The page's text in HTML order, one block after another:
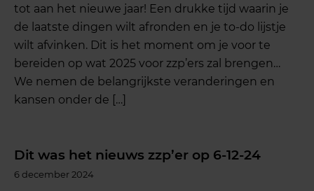
tot aan het nieuwe jaar! Een drukke tijd waarin je
de laatste dingen wilt afronden en je to-do lijstje
wilt afvinken. Dit is het moment om je voor te
bereiden op wat 2025 voor zzp’ers zal brengen…
We nemen de belangrijkste veranderingen en
kansen onder de […]
Dit was het nieuws zzp’er op 6-12-24
6 december 2024